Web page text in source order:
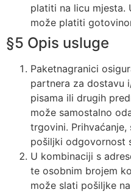
platiti na licu mjesta.
može platiti
§5 Opis usluge
Paketnagranici
partnera za dostavu
pisama ili drugih
može samostalno
trgovini.
pošiljki odgovornost
U kombinaciji s
te osobnim brojem
može slati pošiljke